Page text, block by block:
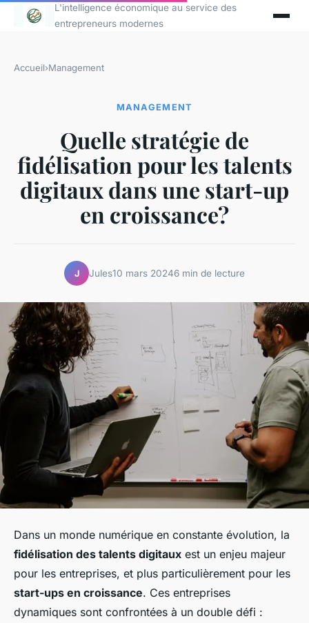
L'intelligence économique au service des
entrepreneurs modernes
Accueil›Management
MANAGEMENT
Quelle stratégie de
fidélisation pour les talents
digitaux dans une start-up
en croissance?
J Jules10 mars 20246 min de lecture
Dans un monde numérique en constante évolution, la
fidélisation des talents digitaux est un enjeu majeur
pour les entreprises, et plus particulièrement pour les
start-ups en croissance. Ces entreprises
dynamiques sont confrontées à un double défi :